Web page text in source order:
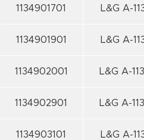
1134901701 L&G A-
1134901901 L&G A-
1134902001 L&G A-
1134902901 L&G A-
1134903101 L&G A-